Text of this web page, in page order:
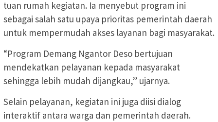
tuan rumah kegiatan. Ia menyebut program ini
sebagai salah satu upaya prioritas pemerintah daerah
untuk mempermudah akses layanan bagi masyarakat.
“Program Demang Ngantor Deso bertujuan
mendekatkan pelayanan kepada masyarakat
sehingga lebih mudah dijangkau,” ujarnya.
Selain pelayanan, kegiatan ini juga diisi dialog
interaktif antara warga dan pemerintah daerah.